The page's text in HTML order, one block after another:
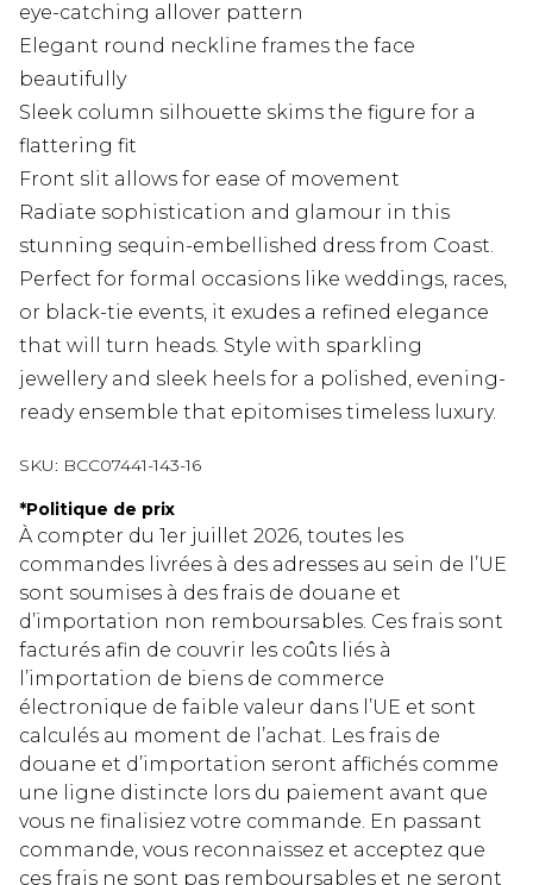
eye-catching allover pattern
Elegant round neckline frames the face
beautifully
Sleek column silhouette skims the figure for a
flattering fit
Front slit allows for ease of movement
Radiate sophistication and glamour in this
stunning sequin-embellished dress from Coast.
Perfect for formal occasions like weddings, races,
or black-tie events, it exudes a refined elegance
that will turn heads. Style with sparkling
jewellery and sleek heels for a polished, evening-
ready ensemble that epitomises timeless luxury.
SKU: BCC07441-143-16
*Politique de prix
À compter du 1er juillet 2026, toutes les
commandes livrées à des adresses au sein de l’UE
sont soumises à des frais de douane et
d’importation non remboursables. Ces frais sont
facturés afin de couvrir les coûts liés à
l’importation de biens de commerce
électronique de faible valeur dans l’UE et sont
calculés au moment de l’achat. Les frais de
douane et d’importation seront affichés comme
une ligne distincte lors du paiement avant que
vous ne finalisiez votre commande. En passant
commande, vous reconnaissez et acceptez que
ces frais ne sont pas remboursables et ne seront